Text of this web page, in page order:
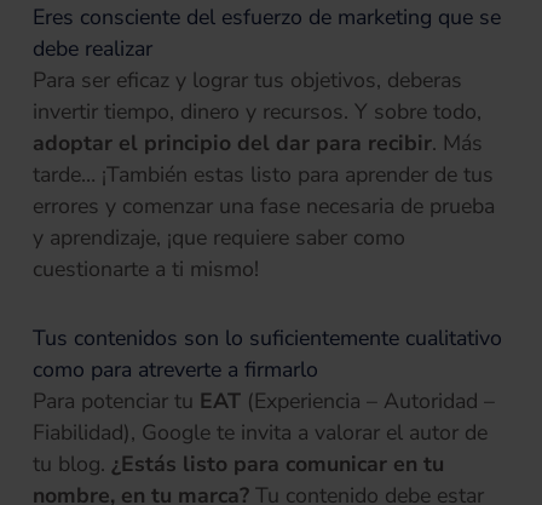
Eres consciente del esfuerzo de marketing que se
debe realizar
Para ser eficaz y lograr tus objetivos, deberas
invertir tiempo, dinero y recursos. Y sobre todo,
adoptar el principio del dar para recibir. Más
tarde… ¡También estas listo para aprender de tus
errores y comenzar una fase necesaria de prueba
y aprendizaje, ¡que requiere saber como
cuestionarte a ti mismo!
Tus contenidos son lo suficientemente cualitativo
como para atreverte a firmarlo
Para potenciar tu EAT (Experiencia – Autoridad –
Fiabilidad), Google te invita a valorar el autor de
tu blog.¿Estás listo para comunicar en tu
nombre, en tu marca? Tu contenido debe estar